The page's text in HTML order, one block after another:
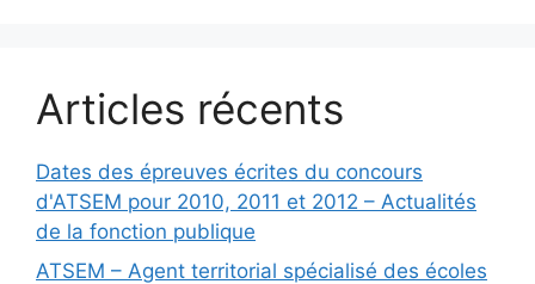
Articles récents
Dates des épreuves écrites du concours
d'ATSEM pour 2010, 2011 et 2012 – Actualités
de la fonction publique
ATSEM – Agent territorial spécialisé des écoles